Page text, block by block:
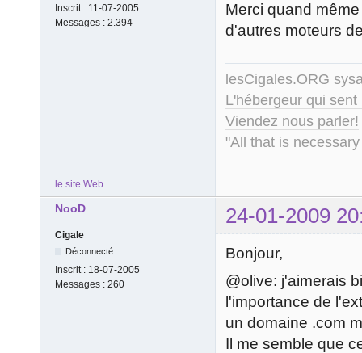
Inscrit : 11-07-2005
Messages : 2.394
Merci quand
d'autres moteurs
lesCigales.ORG
L'hébergeur qui
Viendez nous parler!
"All that is
le site Web
NooD 24-01-2009
Cigale
Déconnecté
Inscrit : 18-07-2005
Messages : 260
Bonjour,
@olive: j'aimerais
l'importance de
un domaine .com
Il me semble que